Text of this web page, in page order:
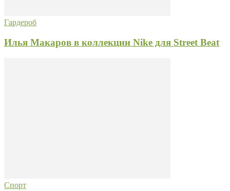
Гардероб
Илья Макаров в коллекции Nike для Street Beat
Спорт